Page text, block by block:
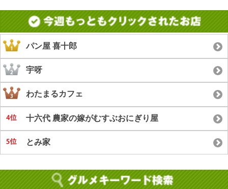
パン屋 喜十郎
宇呀
わたまるカフェ
十六代 農家の嫁がむすぶおにぎり屋
とみ家